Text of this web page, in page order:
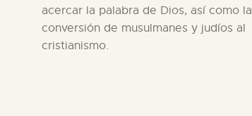
acercar la palabra de Dios, así como la
conversión de musulmanes y judíos al
cristianismo.